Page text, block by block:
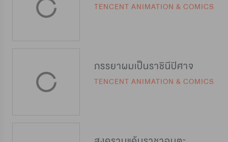
TENCENT ANIMATION & COMICS
ภรรยาผมเป็นราชินีปิศาจ
TENCENT ANIMATION & COMICS